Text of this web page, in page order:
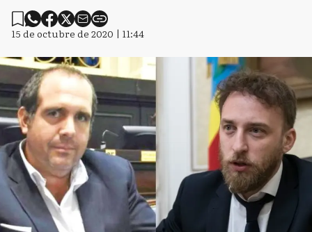
15 de octubre de 2020 | 11:44